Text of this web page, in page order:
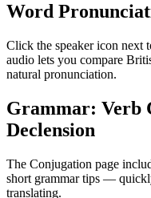
Word
Click the speaker icon next
audio lets you compare
natural pronunciation.
Grammar: Verb
Declension
The Conjugation page
short grammar tips —
translating.